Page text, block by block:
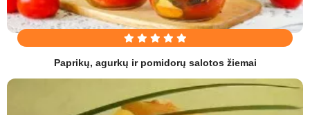
Paprikų, agurkų ir pomidorų salotos žiemai